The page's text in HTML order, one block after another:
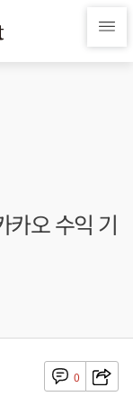
카오 수익 기
0